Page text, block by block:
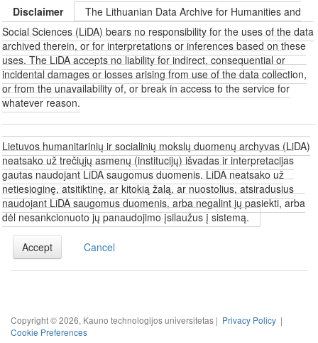
Disclaimer
The Lithuanian Data Archive for Humanities and
Social Sciences (LiDA) bears no responsibility for the uses of the data
archived therein, or for interpretations or inferences based on these
uses. The LiDA accepts no liability for indirect, consequential or
incidental damages or losses arising from use of the data collection,
or from the unavailability of, or break in access to the service for
whatever reason.
Lietuvos humanitarinių ir socialinių mokslų duomenų archyvas (LiDA)
neatsako už trečiųjų asmenų (institucijų) išvadas ir interpretacijas
gautas naudojant LiDA saugomus duomenis. LiDA neatsako už
netiesioginę, atsitiktinę, ar kitokią žalą, ar nuostolius, atsiradusius
naudojant LiDA saugomus duomenis, arba negalint jų pasiekti, arba
dėl nesankcionuoto jų panaudojimo įsilaužus į sistemą.
Accept Cancel
Copyright © 2026, Kauno technologijos universitetas | Privacy Policy |
Cookie Preferences